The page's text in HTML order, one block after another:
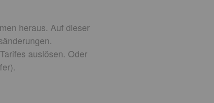
heraus. Auf dieser
auslösen. Oder